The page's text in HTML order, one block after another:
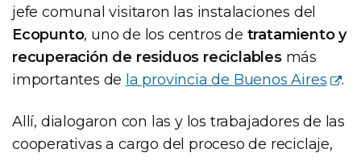
jefe comunal visitaron las instalaciones del
Ecopunto, uno de los centros de tratamiento y
recuperación de residuos reciclablesmás
importantes de la provincia de Buenos Aires .
Allí, dialogaron con las y los trabajadores de las
cooperativas a cargo del proceso de reciclaje,